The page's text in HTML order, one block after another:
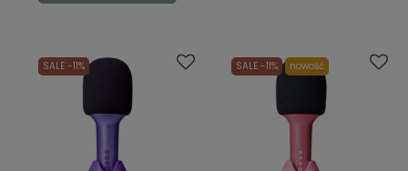
SALE -11% SALE -11% nowość